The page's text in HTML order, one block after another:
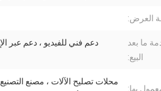
العرض:
ما بعد
البيع:
دعم فني للفيديو ، دعم عبر
بها:
محلات تصليح الآلات ، مصنع التصنيع